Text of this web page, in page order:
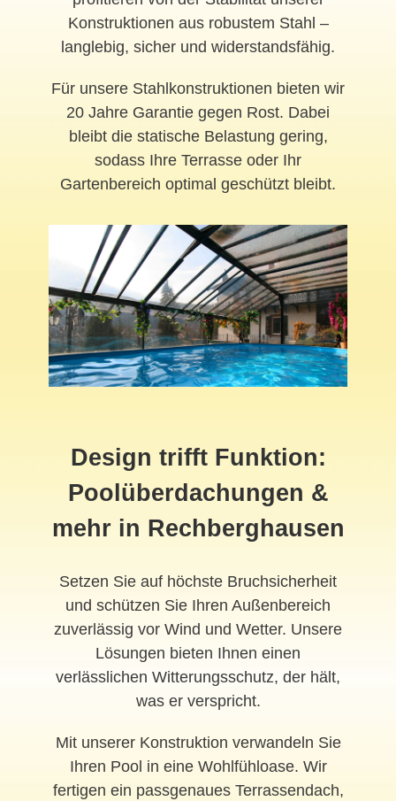
Konstruktionen aus robustem Stahl –
langlebig, sicher und widerstandsfähig.
Für unsere Stahlkonstruktionen bieten wir
20 Jahre Garantie gegen Rost. Dabei
bleibt die statische Belastung gering,
sodass Ihre Terrasse oder Ihr
Gartenbereich optimal geschützt bleibt.
Design trifft Funktion:
Poolüberdachungen &
mehr in Rechberghausen
Setzen Sie auf höchste Bruchsicherheit
und schützen Sie Ihren Außenbereich
zuverlässig vor Wind und Wetter. Unsere
Lösungen bieten Ihnen einen
verlässlichen Witterungsschutz, der hält,
was er verspricht.
Mit unserer Konstruktion verwandeln Sie
Ihren Pool in eine Wohlfühloase. Wir
fertigen ein passgenaues Terrassendach,